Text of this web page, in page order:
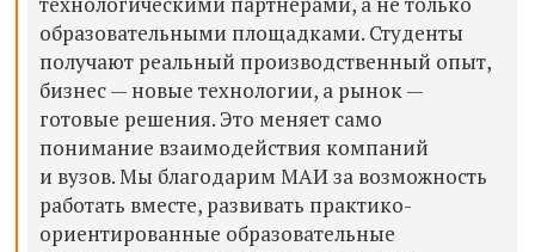
образовательными площадками. Студенты
получают реальный производственный опыт,
бизнес — новые технологии, а рынок —
готовые решения. Это меняет само
понимание взаимодействия компаний
и вузов. Мы благодарим МАИ за возможность
работать вместе, развивать практико-
ориентированные образовательные